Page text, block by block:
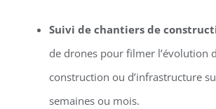
Suivi de chantiers de
de drones pour filmer l’évolution
construction ou d’infrastructure
semaines ou mois.